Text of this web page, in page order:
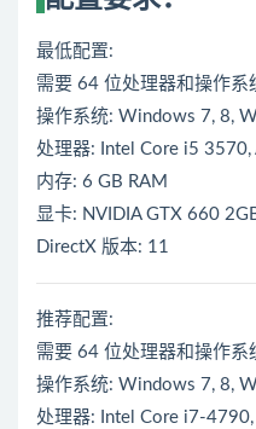
最低配置:
需要 64 位处理器和操作系
操作系统: Windows 7, 8,
处理器: Intel Core i5
内存: 6 GB RAM
显卡: NVIDIA GTX 660
DirectX 版本: 11
推荐配置:
需要 64 位处理器和操作系
操作系统: Windows 7, 8,
处理器: Intel Core i7-